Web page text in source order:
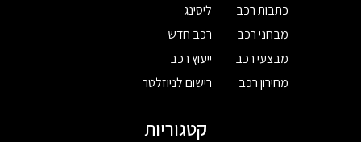
כתבות רכב
מבחני רכב
מבצעי רכב
מחירון רכב
ליסינג
רכב חדש
ייעוץ רכב
רישום לניוזלטר
קטגוריות